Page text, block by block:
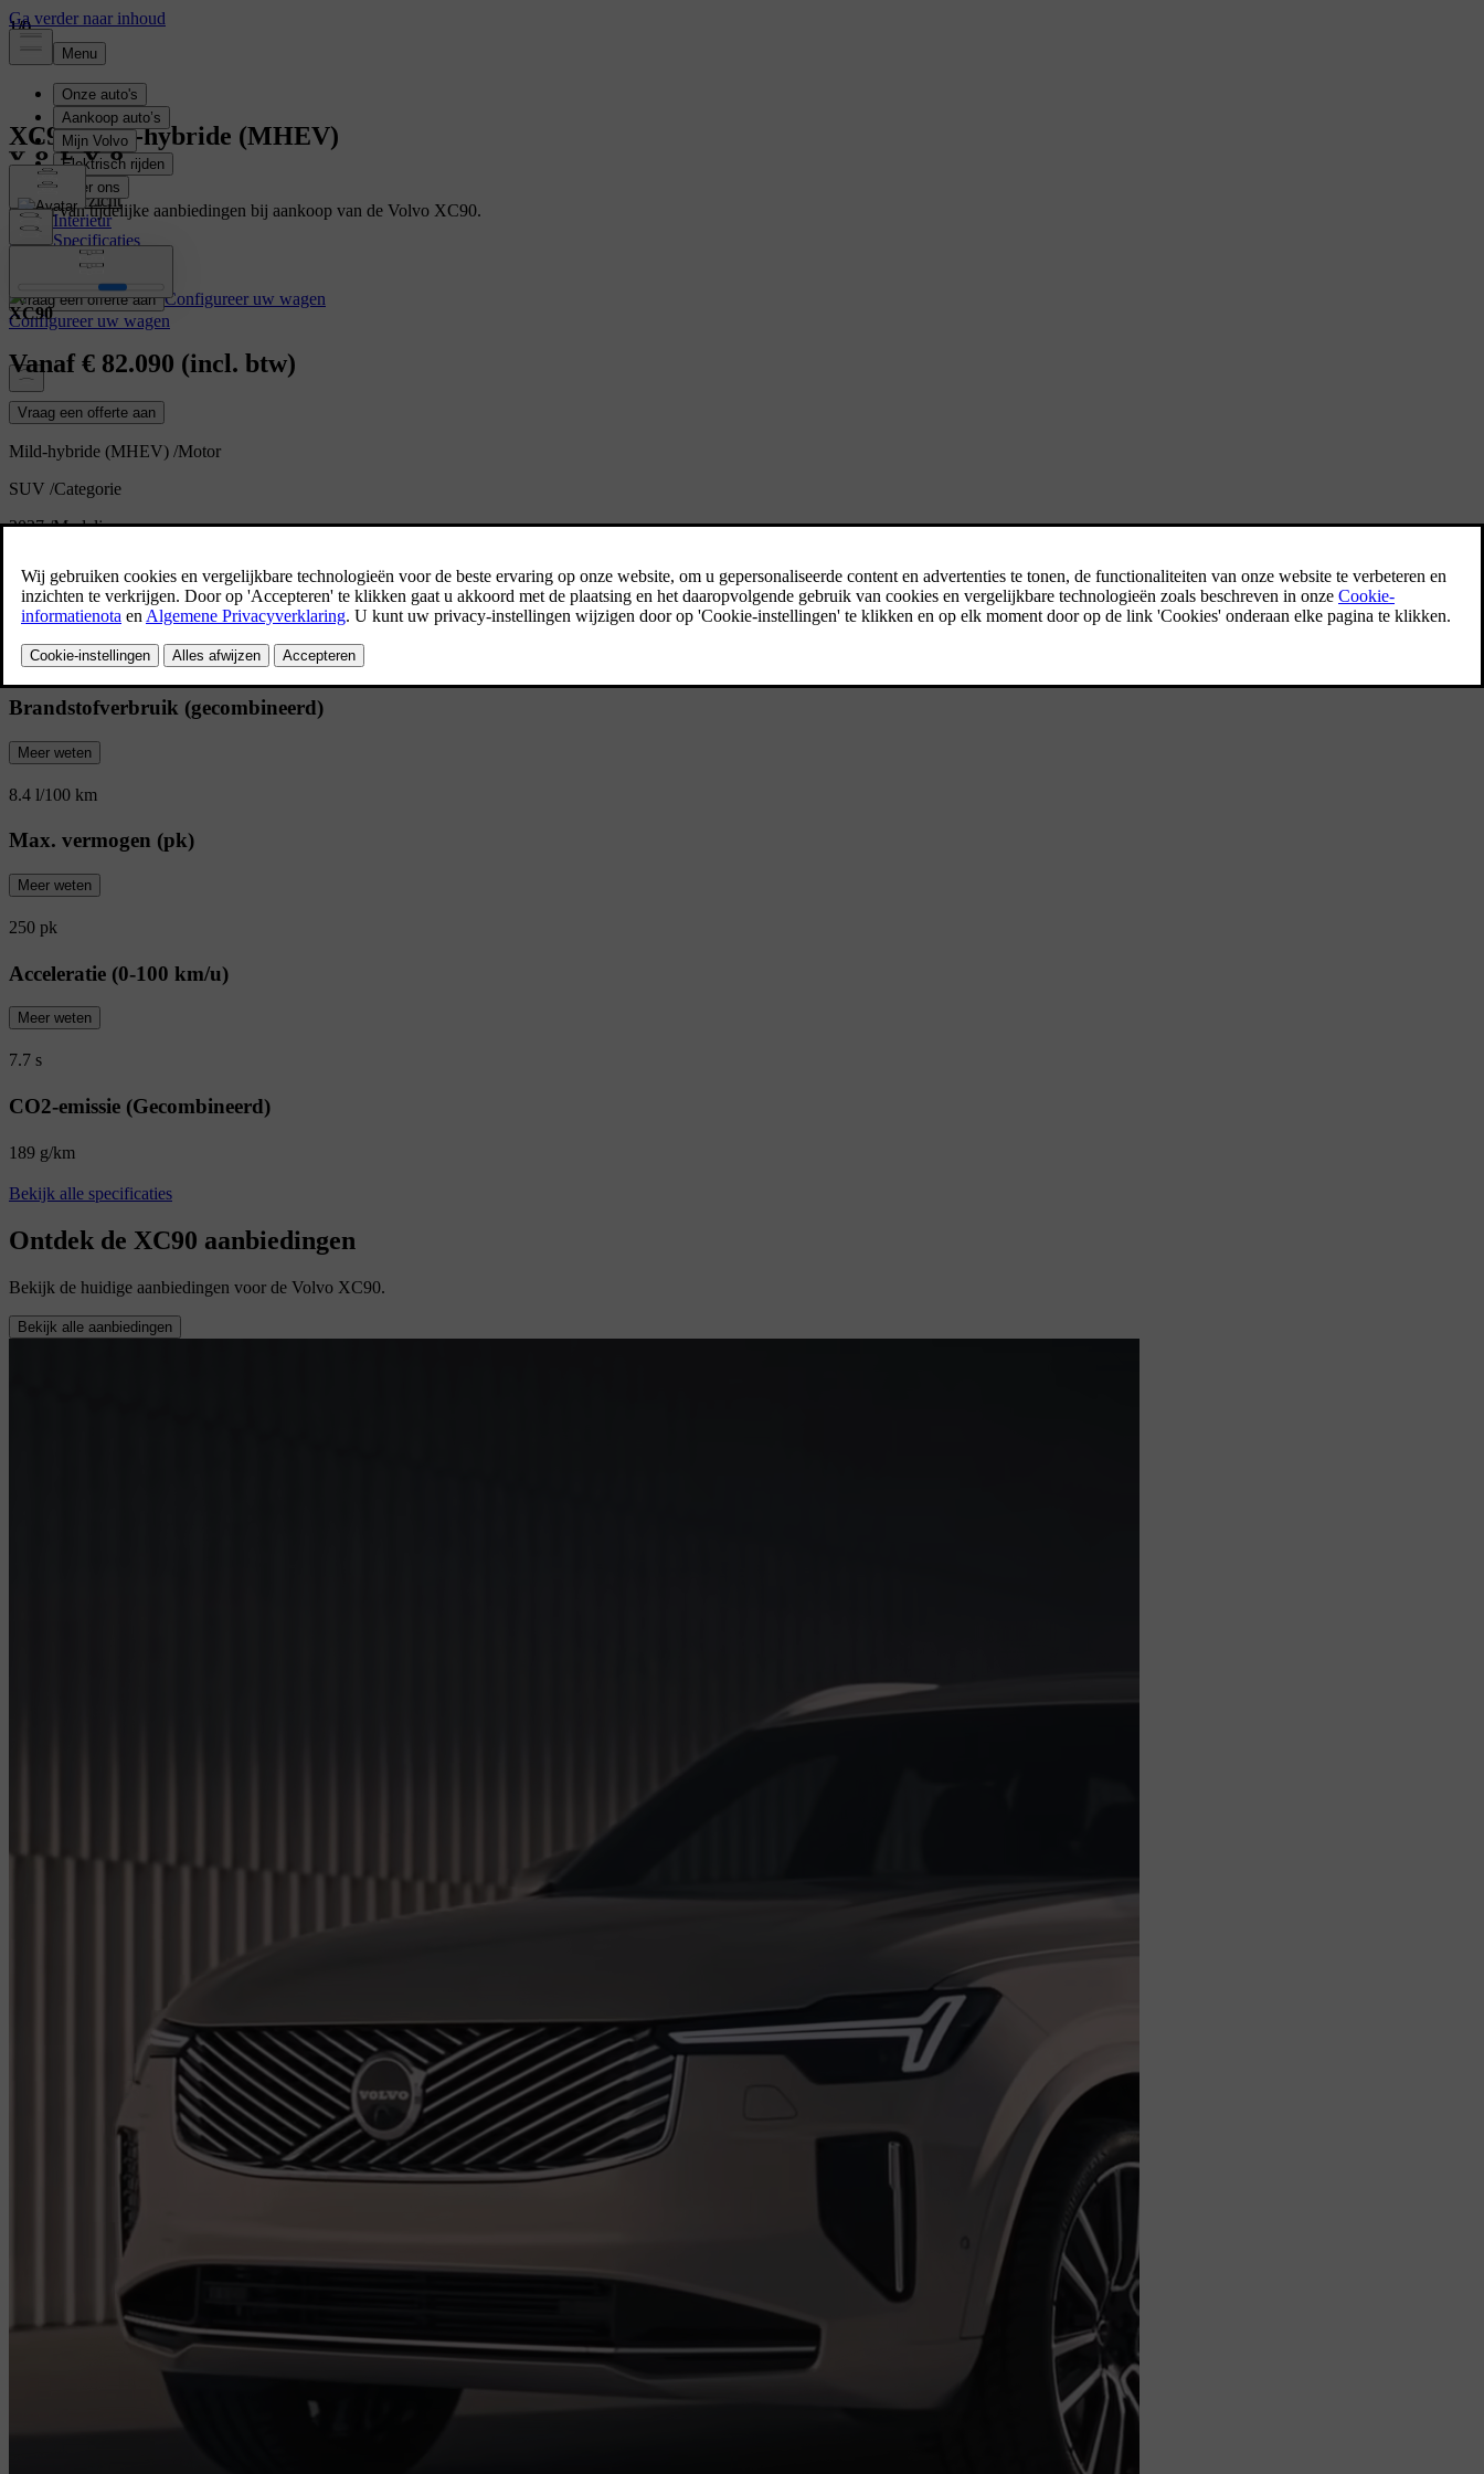
XC90 Mild-hybride (MHEV)
Overzicht
Interieur
Specificaties
Kenmerken
Vraag een offerte aan Configureer uw wagen
Configureer uw wagen
Geniet van tijdelijke aanbiedingen bij aankoop van de Volvo XC90.
Meer weten
XC90
Vanaf € 82.090 (incl. btw)
Vraag een offerte aan
Mild-hybride (MHEV) /Motor
SUV /Categorie
2027 /Modeljaar
Overzicht van de XC90
Volop ruimte, klaar voor elke situatie. Deze ruime gezins-SUV met 7
zitplaatsen biedt alle gemak en comfort.
Brandstofverbruik (gecombineerd)
Meer weten
8.4 l/100 km
Max. vermogen (pk)
Meer weten
250 pk
Acceleratie (0-100 km/u)
Meer weten
7.7 s
CO2-emissie (Gecombineerd)
189 g/km
Bekijk alle specificaties
Ontdek de XC90 aanbiedingen
Bekijk de huidige aanbiedingen voor de Volvo XC90.
Bekijk alle aanbiedingen
1/0
1/0
1/0